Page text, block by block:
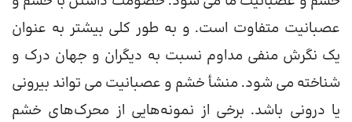
عصبانیت متفاوت است. و به طور کلی بیشتر به عنوان
یک نگرش منفی مداوم نسبت به دیگران و جهان درک و
شناخته می شود. منشأ خشم و عصبانیت می تواند بیرونی
یا درونی باشد. برخی از نمونه‌هایی از محرک‌های خشم